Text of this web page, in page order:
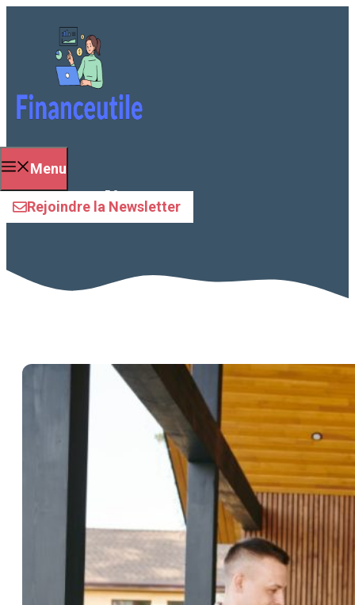
Menu
Rejoindre la Newsletter
avis clients